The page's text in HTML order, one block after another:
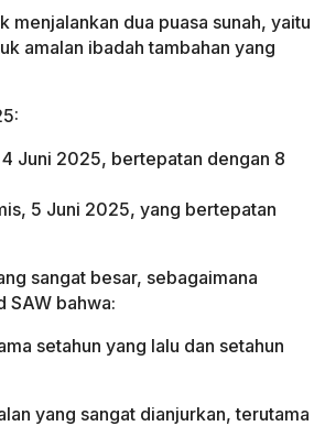
menjalankan dua puasa sunah, yaitu
amalan ibadah tambahan yang
Juni 2025, bertepatan dengan 8
5 Juni 2025, yang bertepatan
sangat besar, sebagaimana
SAW bahwa:
setahun yang lalu dan setahun
yang sangat dianjurkan, terutama